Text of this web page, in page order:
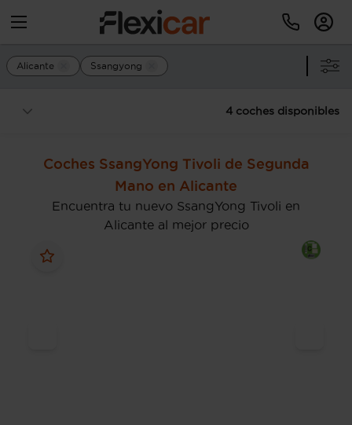
Alicante Ssangyong
4 coches disponibles
Coches SsangYong Tivoli de Segunda
Mano en Alicante
Encuentra tu nuevo SsangYong Tivoli en
Alicante al mejor precio